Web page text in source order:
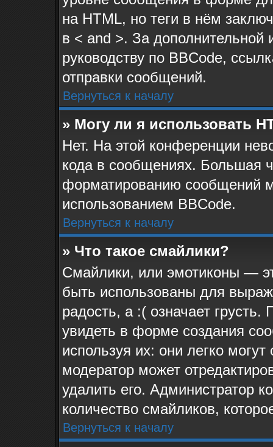
на HTML, но теги в нём
в < and >. За дополнительной
руководству по BBCode,
отправки сообщений.
Вернуться к началу
» Могу ли я использовать
Нет. На этой конференции
кода в сообщениях. Большая
форматированию сообщений
использованием BBCode.
Вернуться к началу
» Что такое смайлики?
Смайлики, или эмотиконы —
быть использованы для
радость, а :( означает
увидеть в форме создания
используя их: они легко
модератор может
удалить его. Администратор
количество смайликов,
Вернуться к началу